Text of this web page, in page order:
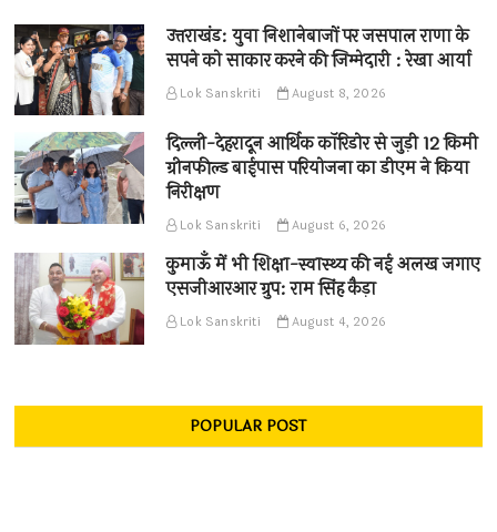
उत्तराखंड: युवा निशानेबाजों पर जसपाल राणा के
सपने को साकार करने की जिम्मेदारी : रेखा आर्या
Lok Sanskriti August 8, 2026
दिल्ली-देहरादून आर्थिक कॉरिडोर से जुड़ी 12 किमी
ग्रीनफील्ड बाईपास परियोजना का डीएम ने किया
निरीक्षण
Lok Sanskriti August 6, 2026
कुमाऊँ में भी शिक्षा-स्वास्थ्य की नई अलख जगाए
एसजीआरआर ग्रुप: राम सिंह कैड़ा
Lok Sanskriti August 4, 2026
POPULAR POST